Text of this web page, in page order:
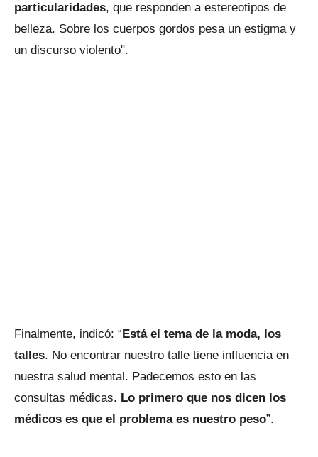
particularidades, que responden a estereotipos de
belleza. Sobre los cuerpos gordos pesa un estigma y
un discurso violento".
Finalmente, indicó: “Está el tema de la moda, los
talles. No encontrar nuestro talle tiene influencia en
nuestra salud mental. Padecemos esto en las
consultas médicas. Lo primero que nos dicen los
médicos es que el problema es nuestro peso”.